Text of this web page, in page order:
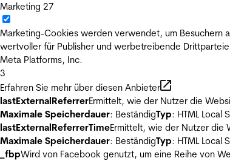
Marketing 27
Marketing-Cookies werden verwendet, um Besuchern
wertvoller für Publisher und werbetreibende
Meta Platforms, Inc.
3
Erfahren Sie mehr über diesen Anbieter
lastExternalReferrerErmittelt, wie der Nutzer die
Maximale Speicherdauer: BeständigTyp: HTML Local
lastExternalReferrerTimeErmittelt, wie der Nutzer die
Maximale Speicherdauer: BeständigTyp: HTML Local
_fbpWird von Facebook genutzt, um eine Reihe von